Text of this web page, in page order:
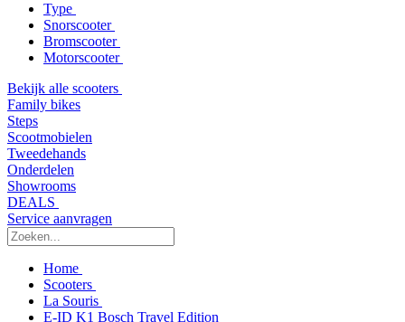
Type
Snorscooter
Bromscooter
Motorscooter
Bekijk alle scooters
Family bikes
Steps
Scootmobielen
Tweedehands
Onderdelen
Showrooms
DEALS
Service aanvragen
Home
Scooters
La Souris
E-ID K1 Bosch Travel Edition